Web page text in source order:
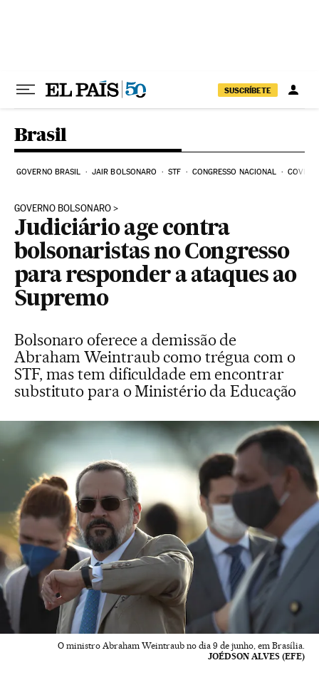
SUSCRÍBETE
Brasil
GOVERNO BRASIL JAIR BOLSONARO STF CONGRESSO NACIONAL COVID-
GOVERNO BOLSONARO
Judiciário age contra
bolsonaristas no Congresso
para responder a ataques ao
Supremo
Bolsonaro oferece a demissão de
Abraham Weintraub como trégua com o
STF, mas tem dificuldade em encontrar
substituto para o Ministério da Educação
O ministro Abraham Weintraub no dia 9 de junho, em Brasília.
JOÉDSON ALVES (EFE)